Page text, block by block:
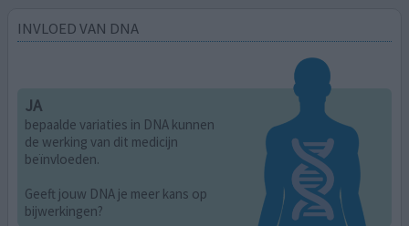
INVLOED VAN DNA
JA
bepaalde variaties in DNA kunnen
de werking van dit medicijn
beïnvloeden.
Geeft jouw DNA je meer kans op
bijwerkingen?